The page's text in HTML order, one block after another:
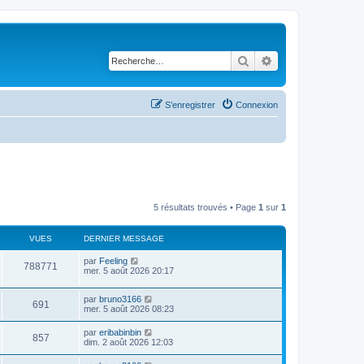
Rechercher
Connexion
S’enregistrer
5 résultats trouvés • Page 1 sur 1
VUES DERNIER MESSAGE
788771
u
D
e
n
i
e
e
s
s
par Feeling
mer. 5 août 2026 20:17
691
u
D
e
i
e
r
par bruno3166
mer. 5 août 2026 08:23
857V
u
D
e
par eribabinbin
dim. 2 août 2026 12:03